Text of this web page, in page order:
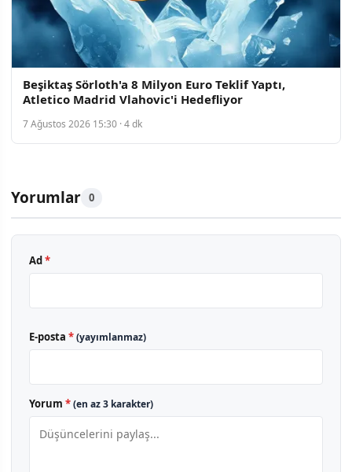
Beşiktaş Sörloth'a 8 Milyon Euro Teklif Yaptı,
Atletico Madrid Vlahovic'i Hedefliyor
7 Ağustos 2026 15:30 · 4 dk
Yorumlar 0
Ad*
E-posta *(yayımlanmaz)
Yorum *(en az 3 karakter)